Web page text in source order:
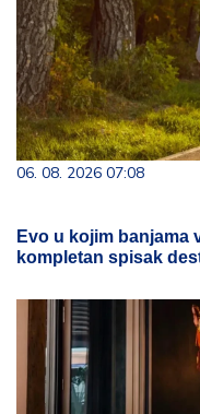
06. 08. 2026 07:08
Evo u kojim banjama
kompletan spisak